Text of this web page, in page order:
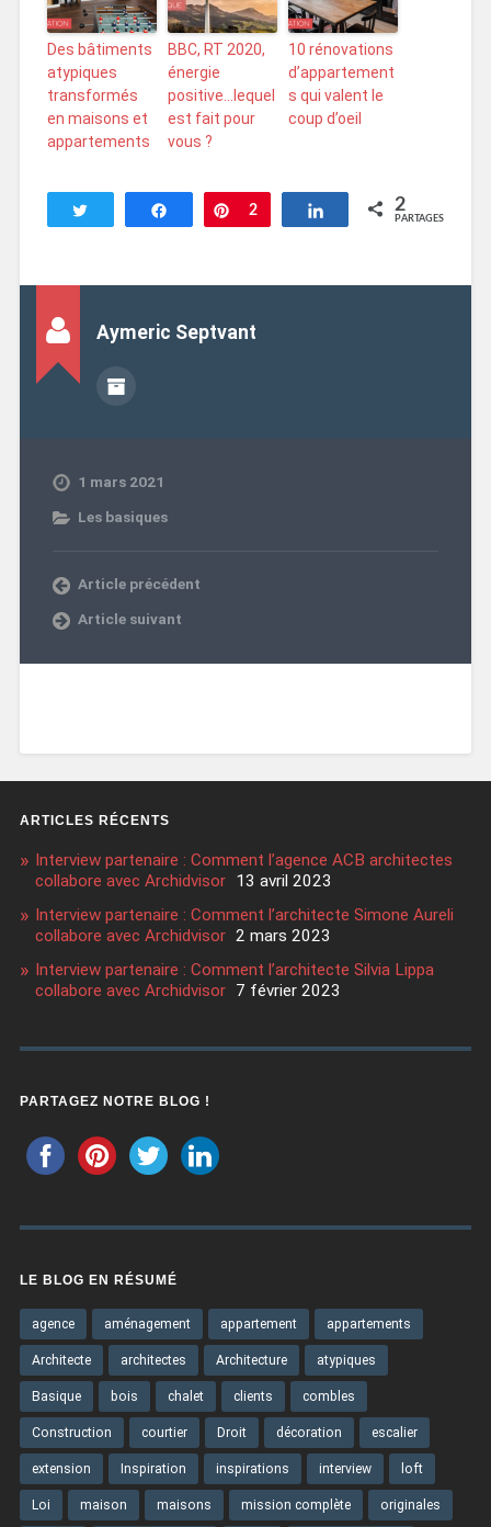
Des bâtiments
atypiques
transformés
en maisons et
appartements
BBC, RT 2020,
énergie
positive…lequel
est fait pour
vous ?
10 rénovations
d’appartement
s qui valent le
coup d’oeil
Tweetez Partagez Enregistrer
2 Partagez2
PARTAGES
Aymeric Septvant
1 mars 2021
Les basiques
Article précédent
Article suivant
ARTICLES RÉCENTS
Interview partenaire : Comment l’agence ACB architectes
collabore avec Archidvisor 13 avril 2023
Interview partenaire : Comment l’architecte Simone Aureli
collabore avec Archidvisor 2 mars 2023
Interview partenaire : Comment l’architecte Silvia Lippa
collabore avec Archidvisor 7 février 2023
PARTAGEZ NOTRE BLOG !
LE BLOG EN RÉSUMÉ
agence aménagement appartement appartements
Architecte architectes Architecture atypiques
Basique bois chalet clients combles
Construction courtier Droit décoration escalier
extension Inspiration inspirations interview loft
Loi maison maisons mission complète originales